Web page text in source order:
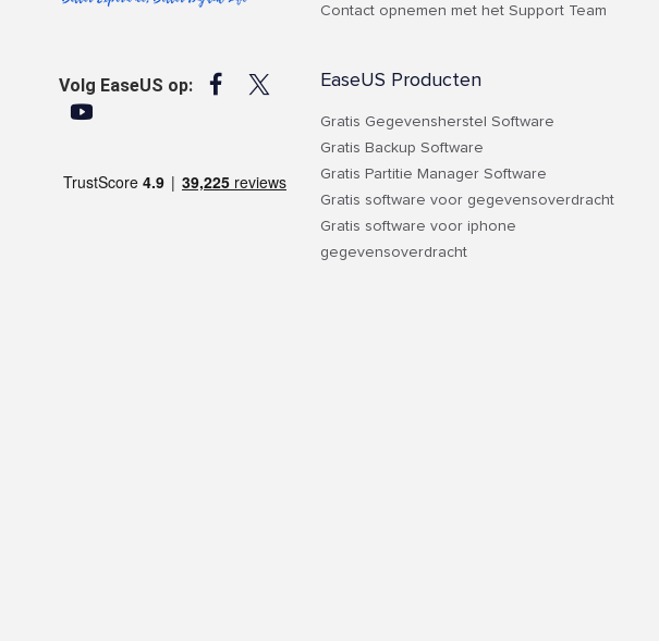
Volg EaseUS op: 


Contact opnemen met het Support Team
EaseUS Producten
Gratis Gegevensherstel Software
Gratis Backup Software
Gratis Partitie Manager Software
Gratis software voor gegevensoverdracht
Gratis software voor iphone
gegevensoverdracht